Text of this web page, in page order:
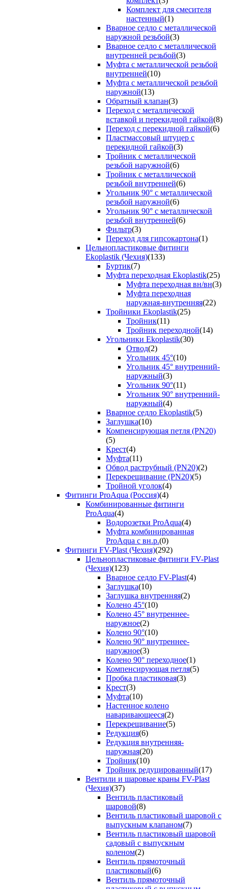
Комплект для смесителя
настенный(1)
Вварное седло с металлической
наружной резьбой(3)
Вварное седло с металлической
внутренней резьбой(3)
Муфта с металлической резьбой
внутренней(10)
Муфта с металлической резьбой
наружной(13)
Обратный клапан(3)
Переход с металлической
вставкой и перекидной гайкой(8)
Переход с перекидной гайкой(6)
Пластмассовый штуцер с
перекидной гайкой(3)
Тройник с металлической
резьбой наружной(6)
Тройник с металлической
резьбой внутренней(6)
Угольник 90° с металлической
резьбой наружной(6)
Угольник 90° с металлической
резьбой внутренней(6)
Фильтр(3)
Переход для гипсокартона(1)
Цельнопластиковые фитинги
Ekoplastik (Чехия)(133)
Буртик(7)
Муфта переходная Ekoplastik(25)
Муфта переходная вн/вн(3)
Муфта переходная
наружная-внутренняя(22)
Тройники Ekoplastik(25)
Тройник(11)
Тройник переходной(14)
Угольники Ekoplastik(30)
Отвод(2)
Угольник 45°(10)
Угольник 45° внутренний-
наружный(3)
Угольник 90°(11)
Угольник 90° внутренний-
наружный(4)
Вварное седло Ekoplastik(5)
Заглушка(10)
Компенсирующая петля (PN20)
(5)
Крест(4)
Муфта(11)
Обвод раструбный (PN20)(2)
Перекрещивание (PN20)(5)
Тройной уголок(4)
Фитинги ProAqua (Россия)(4)
Комбинированные фитинги
ProAqua(4)
Водорозетки ProAqua(4)
Муфта комбинированная
ProAqua с вн.р.(0)
Фитинги FV-Plast (Чехия)(292)
Цельнопластиковые фитинги FV-Plast
(Чехия)(123)
Вварное седло FV-Plast(4)
Заглушка(10)
Заглушка внутренняя(2)
Колено 45°(10)
Колено 45° внутреннее-
наружное(2)
Колено 90°(10)
Колено 90° внутреннее-
наружное(3)
Колено 90° переходное(1)
Компенсирующая петля(5)
Пробка пластиковая(3)
Крест(3)
Муфта(10)
Настенное колено
наваривающееся(2)
Перекрещивание(5)
Редукция(6)
Редукция внутренняя-
наружная(20)
Тройник(10)
Тройник редуцированный(17)
Вентили и шаровые краны FV-Plast
(Чехия)(37)
Вентиль пластиковый
шаровой(8)
Вентиль пластиковый шаровой с
выпускным клапаном(7)
Вентиль пластиковый шаровой
садовый с выпускным
коленом(2)
Вентиль прямоточный
пластиковый(6)
Вентиль прямоточный